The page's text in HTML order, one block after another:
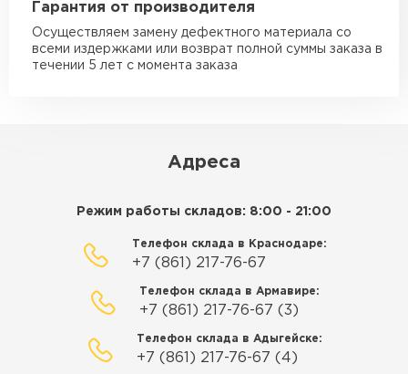
Манипулятор до 10 тн
макс. длина груза 10 м
Манипулятор до 15 тн
Гарантия от производителя
Осуществляем замену дефектного материала со
всеми издержками или возврат полной суммы заказа в
течении 5 лет с момента заказа
Адреса
Режим работы складов: 8:00 - 21:00
Телефон склада в Краснодаре:
+7 (861) 217-76-67
Телефон склада в Армавире:
+7 (861) 217-76-67 (3)
Телефон склада в Адыгейске:
+7 (861) 217-76-67 (4)